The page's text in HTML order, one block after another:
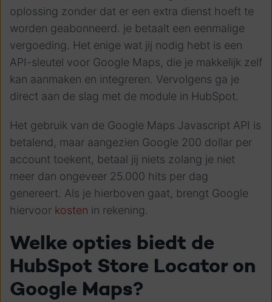
oplossing zonder dat er een extra dienst hoeft te
worden geabonneerd. je betaalt een eenmalige
vergoeding. Het enige wat jij nodig hebt is een
API-sleutel voor Google Maps, die je makkelijk zelf
kan aanmaken en integreren. Vervolgens ga je
direct aan de slag met de module in HubSpot.
Het gebruik van de Google Maps Javascript API is
betalend, maar aangezien Google 200 dollar per
account toekent, betaal jij niets zolang je niet
meer dan ongeveer 25.000 hits per dag
genereert. Als je hierboven gaat, brengt Google
hiervoor kosten in rekening.
Welke opties biedt de
HubSpot Store Locator on
Google Maps?